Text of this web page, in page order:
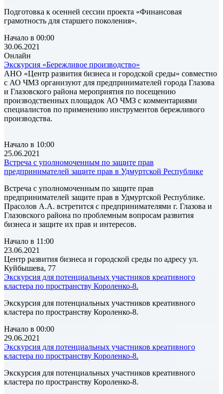
Подготовка к осенней сессии проекта «Финансовая
грамотность для старшего поколения».
Начало в 00:00
30.06.2021
Онлайн
Экскурсия «Бережливое производство»
АНО «Центр развития бизнеса и городской среды» совместно
с АО ЧМЗ организуют для предпринимателей города Глазова
и Глазовского района мероприятия по посещению
производственных площадок АО ЧМЗ с комментариями
специалистов по применению инструментов бережливого
производства.
Начало в 10:00
25.06.2021
Встреча с уполномоченным по защите прав
предпринимателей защите прав в Удмуртской Республике
Встреча с уполномоченным по защите прав
предпринимателей защите прав в Удмуртской Республике.
Прасолов А.А. встретится с предпринимателями г. Глазова и
Глазовского района по проблемным вопросам развития
бизнеса и защите их прав и интересов.
Начало в 11:00
23.06.2021
Центр развития бизнеса и городской среды по адресу ул.
Куйбышева, 77
Экскурсия для потенциальных участников креативного
кластера по пространству Короленко-8.
Экскурсия для потенциальных участников креативного
кластера по пространству Короленко-8.
Начало в 00:00
29.06.2021
Экскурсия для потенциальных участников креативного
кластера по пространству Короленко-8.
Экскурсия для потенциальных участников креативного
кластера по пространству Короленко-8.